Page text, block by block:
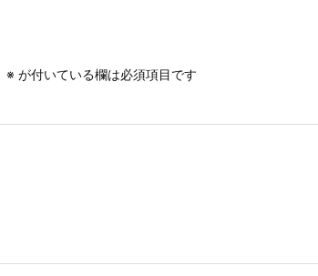
※ が付いている欄は必須項目です